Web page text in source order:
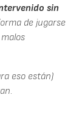
sin
de jugarse
eso están)